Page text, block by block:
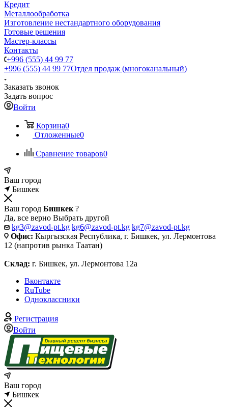
Кредит
Металлообработка
Изготовление нестандартного оборудования
Готовые решения
Мастер-классы
Контакты
+996 (555) 44 99 77
+996 (555) 44 99 77Отдел продаж (многоканальный)
Заказать звонок
Задать вопрос
Войти
Корзина0
Отложенные0
Сравнение товаров0
Ваш город
Бишкек
Ваш город Бишкек ?
Да, все верно Выбрать другой
kg3@zavod-pt.kg kg6@zavod-pt.kg kg7@zavod-pt.kg
Офис: Кыргызская Республика, г. Бишкек, ул. Лермонтова
12 (напротив рынка Таатан)
Склад: г. Бишкек, ул. Лермонтова 12а
Вконтакте
RuTube
Одноклассники
Регистрация
Войти
Ваш город
Бишкек